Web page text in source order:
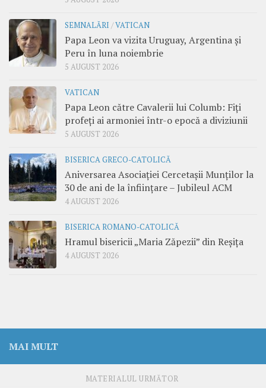
SEMNALĂRI /VATICAN
Papa Leon va vizita Uruguay, Argentina și
Peru în luna noiembrie
5 AUGUST 2026
VATICAN
Papa Leon către Cavalerii lui Columb: Fiți
profeți ai armoniei într-o epocă a diviziunii
5 AUGUST 2026
BISERICA GRECO-CATOLICĂ
Aniversarea Asociației Cercetașii Munților la
30 de ani de la înființare – Jubileul ACM
4 AUGUST 2026
BISERICA ROMANO-CATOLICĂ
Hramul bisericii „Maria Zăpezii” din Reșița
4 AUGUST 2026
MAI MULT
MATERIALUL URMĂTOR